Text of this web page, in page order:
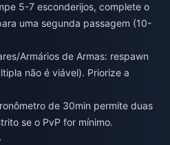
5-7 esconderijos, complete o
uma segunda passagem (10-
Armários de Armas: respawn
não é viável). Priorize a
de 30min permite duas
se o PvP for mínimo.